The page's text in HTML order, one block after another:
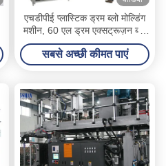
एचडीपीई प्लास्टिक ड्रम ब्लो मोल्डिंग
मशीन, 60 एल ड्रम एक्सट्रूज़न ब्लो
मोल्डिंग मशीन
सबसे अच्छी कीमत पाएं